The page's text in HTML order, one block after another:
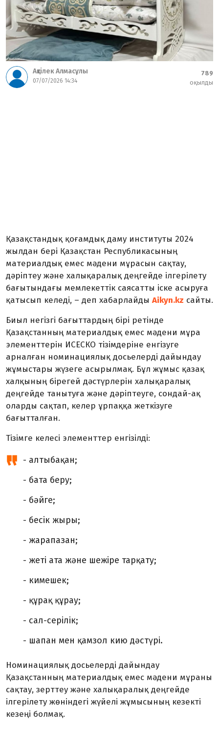
Ақтілек Алмасұлы
07/07/2026 14:34
789
оқылды
Қазақстандық қоғамдық даму институты 2024
жылдан бері Қазақстан Республикасының
материалдық емес мәдени мұрасын сақтау,
дәріптеу және халықаралық деңгейде ілгерілету
бағытындағы мемлекеттік саясатты іске асыруға
қатысып келеді, – деп хабарлайды Aikyn.kz сайты.
Биыл негізгі бағыттардың бірі ретінде
Қазақстанның материалдық емес мәдени мұра
элементтерін ИСЕСКО тізімдеріне енгізуге
арналған номинациялық досьелерді дайындау
жұмыстары жүзеге асырылмақ. Бұл жұмыс қазақ
халқының бірегей дәстүрлерін халықаралық
деңгейде танытуға және дәріптеуге, сондай-ақ
оларды сақтап, келер ұрпаққа жеткізуге
бағытталған.
Тізімге келесі элементтер енгізілді:
- алтыбақан;
- бата беру;
- бәйге;
- бесік жыры;
- жарапазан;
- жеті ата және шежіре тарқату;
- кимешек;
- құрақ құрау;
- сал-серілік;
- шапан мен қамзол кию дәстүрі.
Номинациялық досьелерді дайындау
Қазақстанның материалдық емес мәдени мұраны
сақтау, зерттеу және халықаралық деңгейде
ілгерілету жөніндегі жүйелі жұмысының кезекті
кезеңі болмақ.